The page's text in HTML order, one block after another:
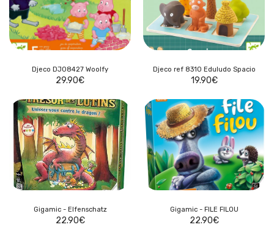
Djeco DJ08427 Woolfy
29.90€
Djeco ref 8310 Eduludo Spacio
19.90€
Gigamic - Elfenschatz
22.90€
Gigamic - FILE FILOU
22.90€